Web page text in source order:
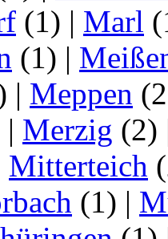
(1) | Marl
(1) |
| Meppen
| Merzig (2)
Mitterteich
(1) |